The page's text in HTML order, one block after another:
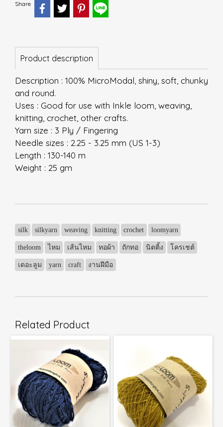
Share
Product description
Description : 100% MicroModal, shiny, soft, chunky
and round.
Uses : Good for use with Inkle loom, weaving,
knitting, crochet, other crafts.
Yarn size : 3 Ply / Fingering
Needle sizes : 2.25 - 3.25 mm (US 1-3)
Length : 130-140 m
Weight : 25 gm
silk silkyarn weaving knitting crochet loomyarn
theloom ไหม เส้นไหม ทอผ้า ถักทอ นิตติ้ง โครเชต์
เดอะลูม yarn craft งานฝีมือ
Related Product